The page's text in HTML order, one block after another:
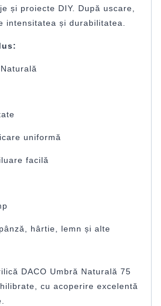
și proiecte DIY. După uscare,
intensitatea și durabilitatea.
uniformă
facilă
hârtie, lemn și alte
DACO Umbră Naturală 75
cu acoperire excelentă